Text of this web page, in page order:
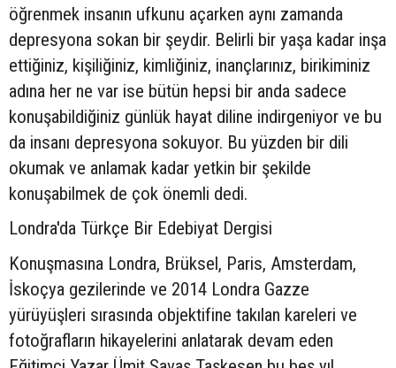
öğrenmek insanın ufkunu açarken aynı zamanda
depresyona sokan bir şeydir. Belirli bir yaşa kadar inşa
ettiğiniz, kişiliğiniz, kimliğiniz, inançlarınız, birikiminiz
adına her ne var ise bütün hepsi bir anda sadece
konuşabildiğiniz günlük hayat diline indirgeniyor ve bu
da insanı depresyona sokuyor. Bu yüzden bir dili
okumak ve anlamak kadar yetkin bir şekilde
konuşabilmek de çok önemli dedi.
Londra'da Türkçe Bir Edebiyat Dergisi
Konuşmasına Londra, Brüksel, Paris, Amsterdam,
İskoçya gezilerinde ve 2014 Londra Gazze
yürüyüşleri sırasında objektifine takılan kareleri ve
fotoğrafların hikayelerini anlatarak devam eden